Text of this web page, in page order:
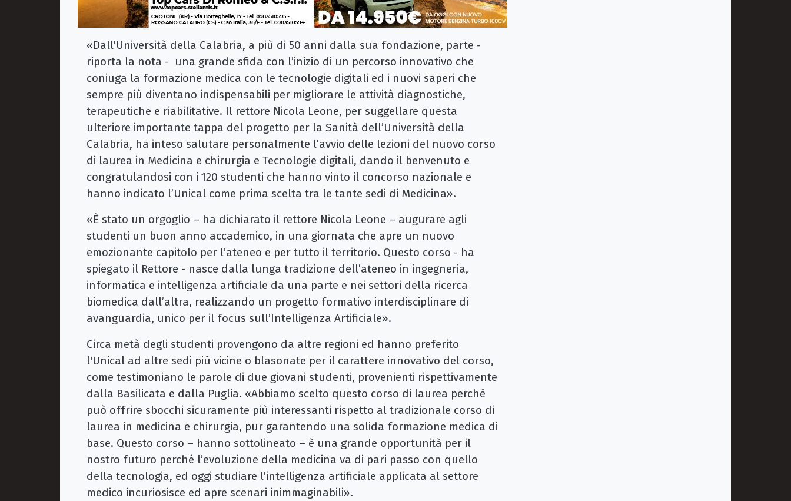
«Dall’Università della Calabria, a più di 50 anni dalla sua fondazione, parte -
riporta la nota - una grande sfida con l’inizio di un percorso innovativo che
coniuga la formazione medica con le tecnologie digitali ed i nuovi saperi che
sempre più diventano indispensabili per migliorare le attività diagnostiche,
terapeutiche e riabilitative. Il rettore Nicola Leone, per suggellare questa
ulteriore importante tappa del progetto per la Sanità dell’Università della
Calabria, ha inteso salutare personalmente l’avvio delle lezioni del nuovo corso
di laurea in Medicina e chirurgia e Tecnologie digitali, dando il benvenuto e
congratulandosi con i 120 studenti che hanno vinto il concorso nazionale e
hanno indicato l’Unical come prima scelta tra le tante sedi di Medicina».
«È stato un orgoglio – ha dichiarato il rettore Nicola Leone – augurare agli
studenti un buon anno accademico, in una giornata che apre un nuovo
emozionante capitolo per l’ateneo e per tutto il territorio. Questo corso - ha
spiegato il Rettore - nasce dalla lunga tradizione dell’ateneo in ingegneria,
informatica e intelligenza artificiale da una parte e nei settori della ricerca
biomedica dall’altra, realizzando un progetto formativo interdisciplinare di
avanguardia, unico per il focus sull’Intelligenza Artificiale».
Circa metà degli studenti provengono da altre regioni ed hanno preferito
l'Unical ad altre sedi più vicine o blasonate per il carattere innovativo del corso,
come testimoniano le parole di due giovani studenti, provenienti rispettivamente
dalla Basilicata e dalla Puglia. «Abbiamo scelto questo corso di laurea perché
può offrire sbocchi sicuramente più interessanti rispetto al tradizionale corso di
laurea in medicina e chirurgia, pur garantendo una solida formazione medica di
base. Questo corso – hanno sottolineato – è una grande opportunità per il
nostro futuro perché l’evoluzione della medicina va di pari passo con quello
della tecnologia, ed oggi studiare l’intelligenza artificiale applicata al settore
medico incuriosisce ed apre scenari inimmaginabili».